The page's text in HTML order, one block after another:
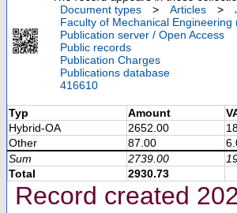
Document types
> Articles >
Faculty of Mechanical Engineering
Publication server / Open Access
Public records
Publication Charges
Publications database
416610
Typ Amount
Hybrid-OA
2652.00
Other
87.00
Sum
2739.00
Total
2930.73
Record created